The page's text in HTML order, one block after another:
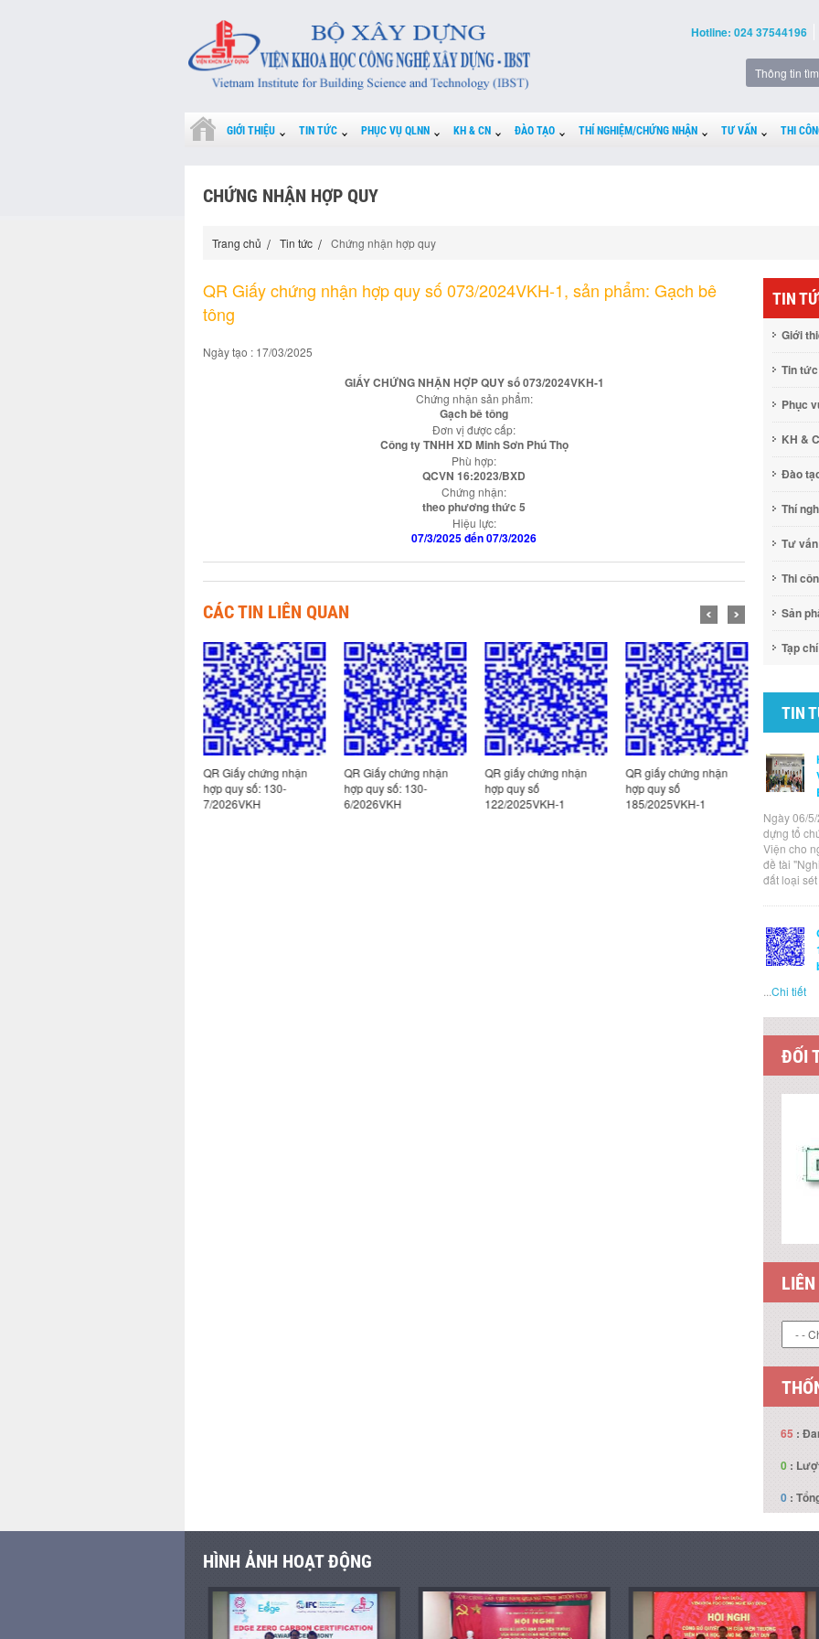
Hotline: 024 37544196
GIỚI THIỆU TIN TỨC PHỤC VỤ QLNN KH & CN ĐÀO TẠO THÍ NGHIỆM/CHỨNG NHẬN TƯ VẤN THI
CHỨNG NHẬN HỢP QUY
Trang chủ Tin tức Chứng nhận hợp quy
QR Giấy chứng nhận hợp quy số 073/2024VKH-1, sản phẩm: Gạch bê
tông
Ngày tạo : 17/03/2025
GIẤY CHỨNG NHẬN HỢP QUY số 073/2024VKH-1
Chứng nhận sản phẩm:
Gạch bê tông
Đơn vị được cấp:
Công ty TNHH XD Minh Sơn Phú Thọ
Phù hợp:
QCVN 16:2023/BXD
Chứng nhận:
theo phương thức 5
Hiệu lực:
07/3/2025 đến 07/3/2026
CÁC TIN LIÊN QUAN
QR Giấy chứng nhận
hợp quy số: 130-
7/2026VKH
QR Giấy chứng nhận
hợp quy số: 130-
6/2026VKH
QR giấy chứng nhận
hợp quy số
122/2025VKH-1
QR giấy chứng nhận
hợp quy số
185/2025VKH-1
QR Giấy
hợp quy
TIN
Giới
Tin tức
Phục
KH &
Đào
Thí
Tư vấn
Thi
Sản
Tạp chí
TIN
Ngày 06/
dựng tổ
Viện cho
đề tài
đất loại
...Chi tiết
ĐỐI
65
:
0 :
HÌNH ẢNH HOẠT ĐỘNG